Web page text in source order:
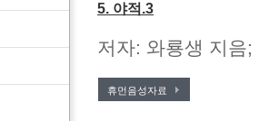
5. 야적.3
저자: 와룡생 지음
휴먼음성자료